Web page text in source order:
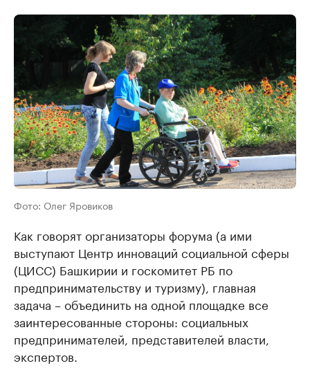
Фото: Олег Яровиков
Как говорят организаторы форума (а ими
выступают Центр инноваций социальной сферы
(ЦИСС) Башкирии и госкомитет РБ по
предпринимательству и туризму), главная
задача – объединить на одной площадке все
заинтересованные стороны: социальных
предпринимателей, представителей власти,
экспертов.